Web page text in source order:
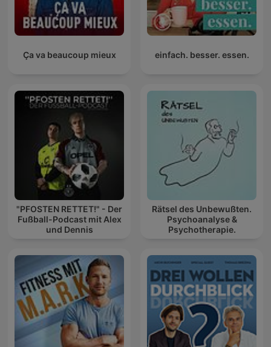
Ça va beaucoup mieux einfach. besser. essen.
"PFOSTEN RETTET!" - Der
Fußball-Podcast mit Alex
und Dennis
Rätsel des Unbewußten.
Psychoanalyse &
Psychotherapie.